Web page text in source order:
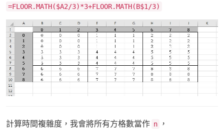
=FLOOR.MATH($A2/3)*3+FLOOR.MATH(B$1/3)
計算時間複雜度，我會將所有方格數當作 n
，